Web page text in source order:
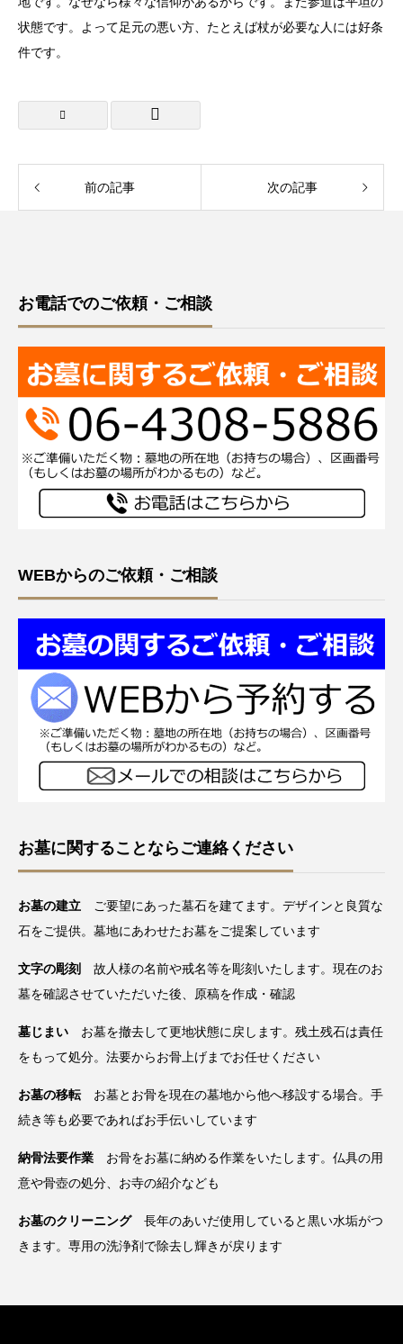
状態です。よって足元の悪い方、たとえば杖が必要な人には好条
件です。
前の記事 次の記事
お電話でのご依頼・ご相談
WEBからのご依頼・ご相談
お墓に関することならご連絡ください
お墓の建立 ご要望にあった墓石を建てます。デザインと良質な
石をご提供。墓地にあわせたお墓をご提案しています
文字の彫刻 故人様の名前や戒名等を彫刻いたします。現在のお
墓を確認させていただいた後、原稿を作成・確認
墓じまい お墓を撤去して更地状態に戻します。残土残石は責任
をもって処分。法要からお骨上げまでお任せください
お墓の移転お墓とお骨を現在の墓地から他へ移設する場合。手
続き等も必要であればお手伝いしています
納骨法要作業 お骨をお墓に納める作業をいたします。仏具の用
意や骨壺の処分、お寺の紹介なども
お墓のクリーニング長年のあいだ使用していると黒い水垢がつ
きます。専用の洗浄剤で除去し輝きが戻ります